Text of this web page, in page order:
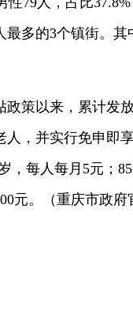
多的3个镇街。
策以来，累计发
，并实行免申即
，每人每月5元；
元。（重庆市政府